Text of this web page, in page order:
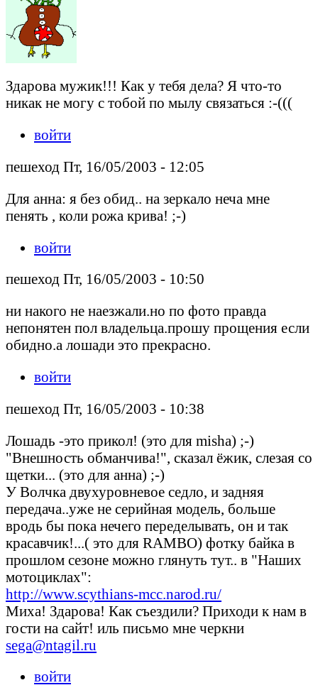
Здарова мужик!!! Как у тебя дела? Я что-то
никак не могу с тобой по мылу связаться :-(((
войти
пешеход Пт, 16/05/2003 - 12:05
Для анна: я без обид.. на зеркало неча мне
пенять , коли рожа крива! ;-)
войти
пешеход Пт, 16/05/2003 - 10:50
ни накого не наезжали.но по фото правда
непонятен пол владельца.прошу прощения если
обидно.а лошади это прекрасно.
войти
пешеход Пт, 16/05/2003 - 10:38
Лошадь -это прикол! (это для misha) ;-)
"Внешность обманчива!", сказал ёжик, слезая со
щетки... (это для aннa) ;-)
У Волчка двухуровневое седло, и задняя
передача..уже не серийная модель, больше
вродь бы пока нечего переделывать, он и так
красавчик!...( это для RAMBO) фотку байка в
прошлом сезоне можно глянуть тут.. в "Наших
мотоциклах":
http://www.scythians-mcc.narod.ru/
Миха! Здарова! Как съездили? Приходи к нам в
гости на сайт! иль письмо мне черкни
sega@ntagil.ru
войти